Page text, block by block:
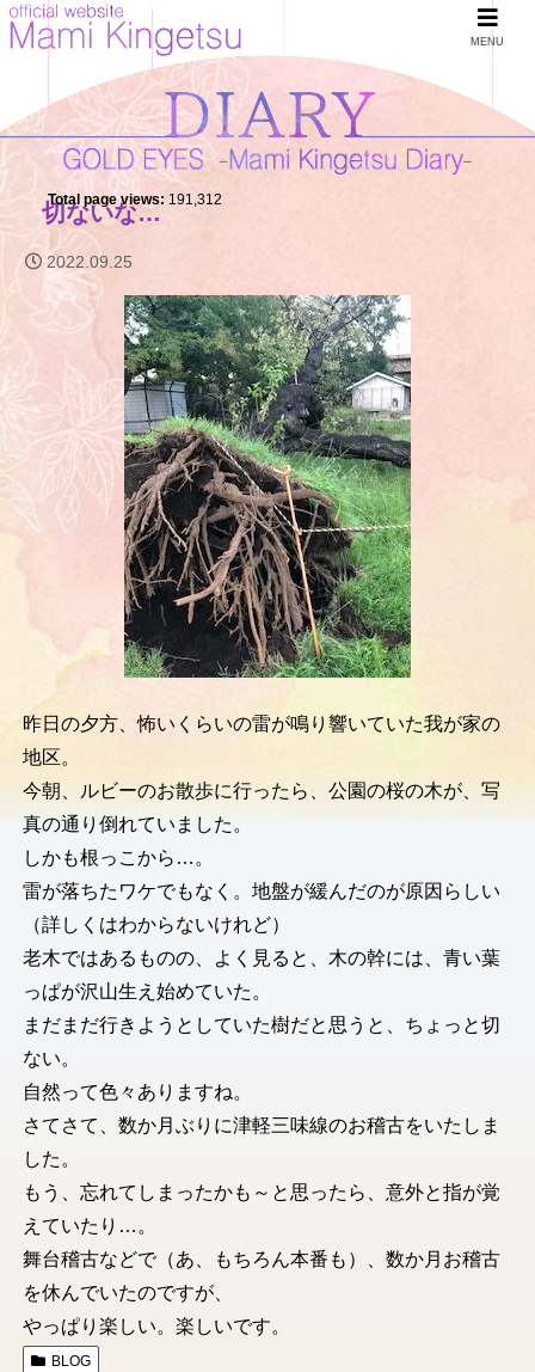
Total page views: 191,312
切ないな…
2022.09.25
昨日の夕方、怖いくらいの雷が鳴り響いていた我が家の
地区。
今朝、ルビーのお散歩に行ったら、公園の桜の木が、写
真の通り倒れていました。
しかも根っこから…。
雷が落ちたワケでもなく。地盤が緩んだのが原因らしい
（詳しくはわからないけれど）
老木ではあるものの、よく見ると、木の幹には、青い葉
っぱが沢山生え始めていた。
まだまだ行きようとしていた樹だと思うと、ちょっと切
ない。
自然って色々ありますね。
さてさて、数か月ぶりに津軽三味線のお稽古をいたしま
した。
もう、忘れてしまったかも～と思ったら、意外と指が覚
えていたり…。
舞台稽古などで（あ、もちろん本番も）、数か月お稽古
を休んでいたのですが、
やっぱり楽しい。楽しいです。
BLOG
MENU